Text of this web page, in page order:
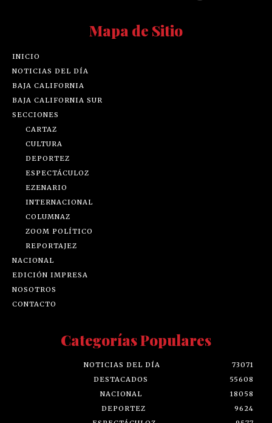
Mapa de Sitio
INICIO
NOTICIAS DEL DÍA
BAJA CALIFORNIA
BAJA CALIFORNIA SUR
SECCIONES
CARTAZ
CULTURA
DEPORTEZ
ESPECTÁCULOZ
EZENARIO
INTERNACIONAL
COLUMNAZ
ZOOM POLÍTICO
REPORTAJEZ
NACIONAL
EDICIÓN IMPRESA
NOSOTROS
CONTACTO
Categorías Populares
NOTICIAS DEL DÍA
73071
DESTACADOS
55608
NACIONAL
18058
DEPORTEZ
9624